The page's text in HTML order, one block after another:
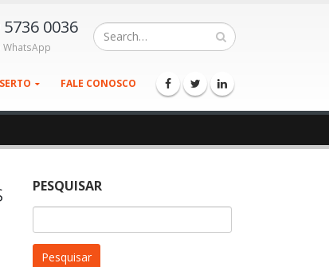
5736 0036
WhatsApp
FALE CONOSCO
PESQUISAR
por: